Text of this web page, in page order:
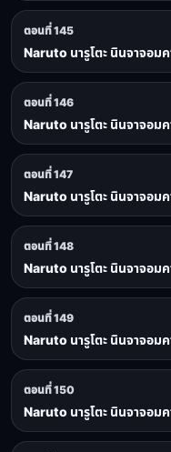
ตอนที่ 145
Naruto นารูโตะ นินจาจอม
ตอนที่ 146
Naruto นารูโตะ นินจาจอม
ตอนที่ 147
Naruto นารูโตะ นินจาจอม
ตอนที่ 148
Naruto นารูโตะ นินจาจอม
ตอนที่ 149
Naruto นารูโตะ นินจาจอม
ตอนที่ 150
Naruto นารูโตะ นินจาจอม